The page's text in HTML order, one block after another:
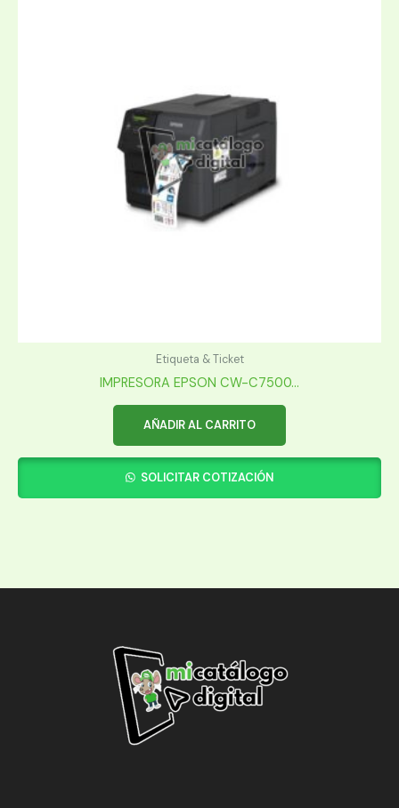
Etiqueta & Ticket
IMPRESORA EPSON CW-C7500...
AÑADIR AL CARRITO
SOLICITAR COTIZACIÓN